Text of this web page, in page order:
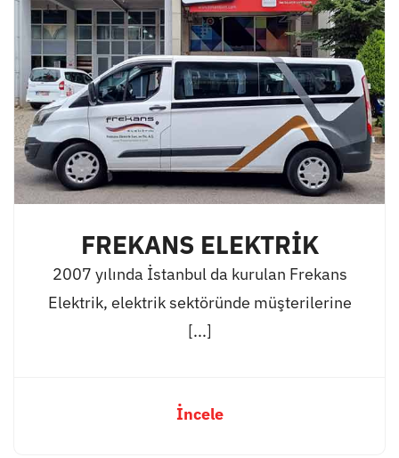
FREKANS ELEKTRİK
2007 yılında İstanbul da kurulan Frekans
Elektrik, elektrik sektöründe müşterilerine
[...]
İncele